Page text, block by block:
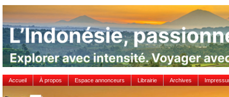
Accueil À propos Espace annonceurs Librairie Archives